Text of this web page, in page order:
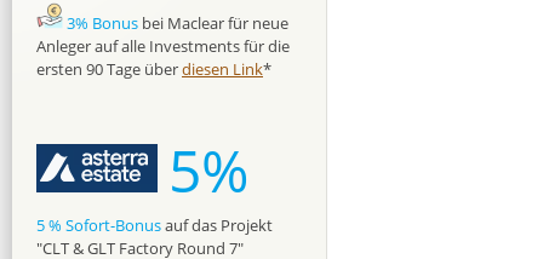
3% Bonus bei Maclear für neue
Anleger auf alle Investments für die
ersten 90 Tage überdiesen Link*
5%
5 % Sofort-Bonusauf das Projekt
"CLT & GLT Factory Round 7"